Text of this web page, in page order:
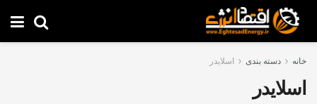
خانه دسته بندی اسلایدر
اسلایدر